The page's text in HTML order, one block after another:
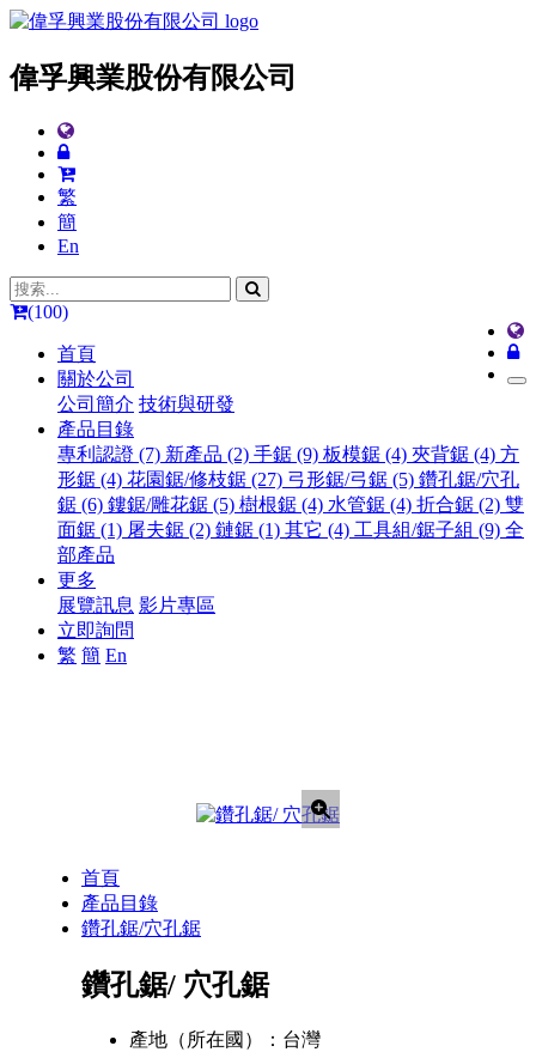
偉孚興業股份有限公司
繁
簡
En
(100)
首頁
關於公司
公司簡介 技術與研發
產品目錄
專利認證 (7) 新產品 (2) 手鋸 (9) 板模鋸 (4) 夾背鋸 (4) 方
形鋸 (4) 花園鋸/修枝鋸 (27) 弓形鋸/弓鋸 (5) 鑽孔鋸/穴孔
鋸 (6) 鏤鋸/雕花鋸 (5) 樹根鋸 (4) 水管鋸 (4) 折合鋸 (2) 雙
面鋸 (1) 屠夫鋸 (2) 鏈鋸 (1) 其它 (4) 工具組/鋸子組 (9) 全
部產品
更多
展覽訊息 影片專區
立即詢問
繁 簡 En
首頁
產品目錄
鑽孔鋸/穴孔鋸
鑽孔鋸/ 穴孔鋸
產地（所在國）： 台灣